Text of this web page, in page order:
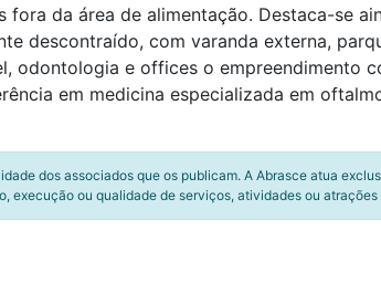
da área de alimentação. Destaca-se
descontraído, com varanda externa,
odontologia e offices o empreendimento
em medicina especializada em
dos associados que os publicam. A Abrasce atua
execução ou qualidade de serviços, atividades ou